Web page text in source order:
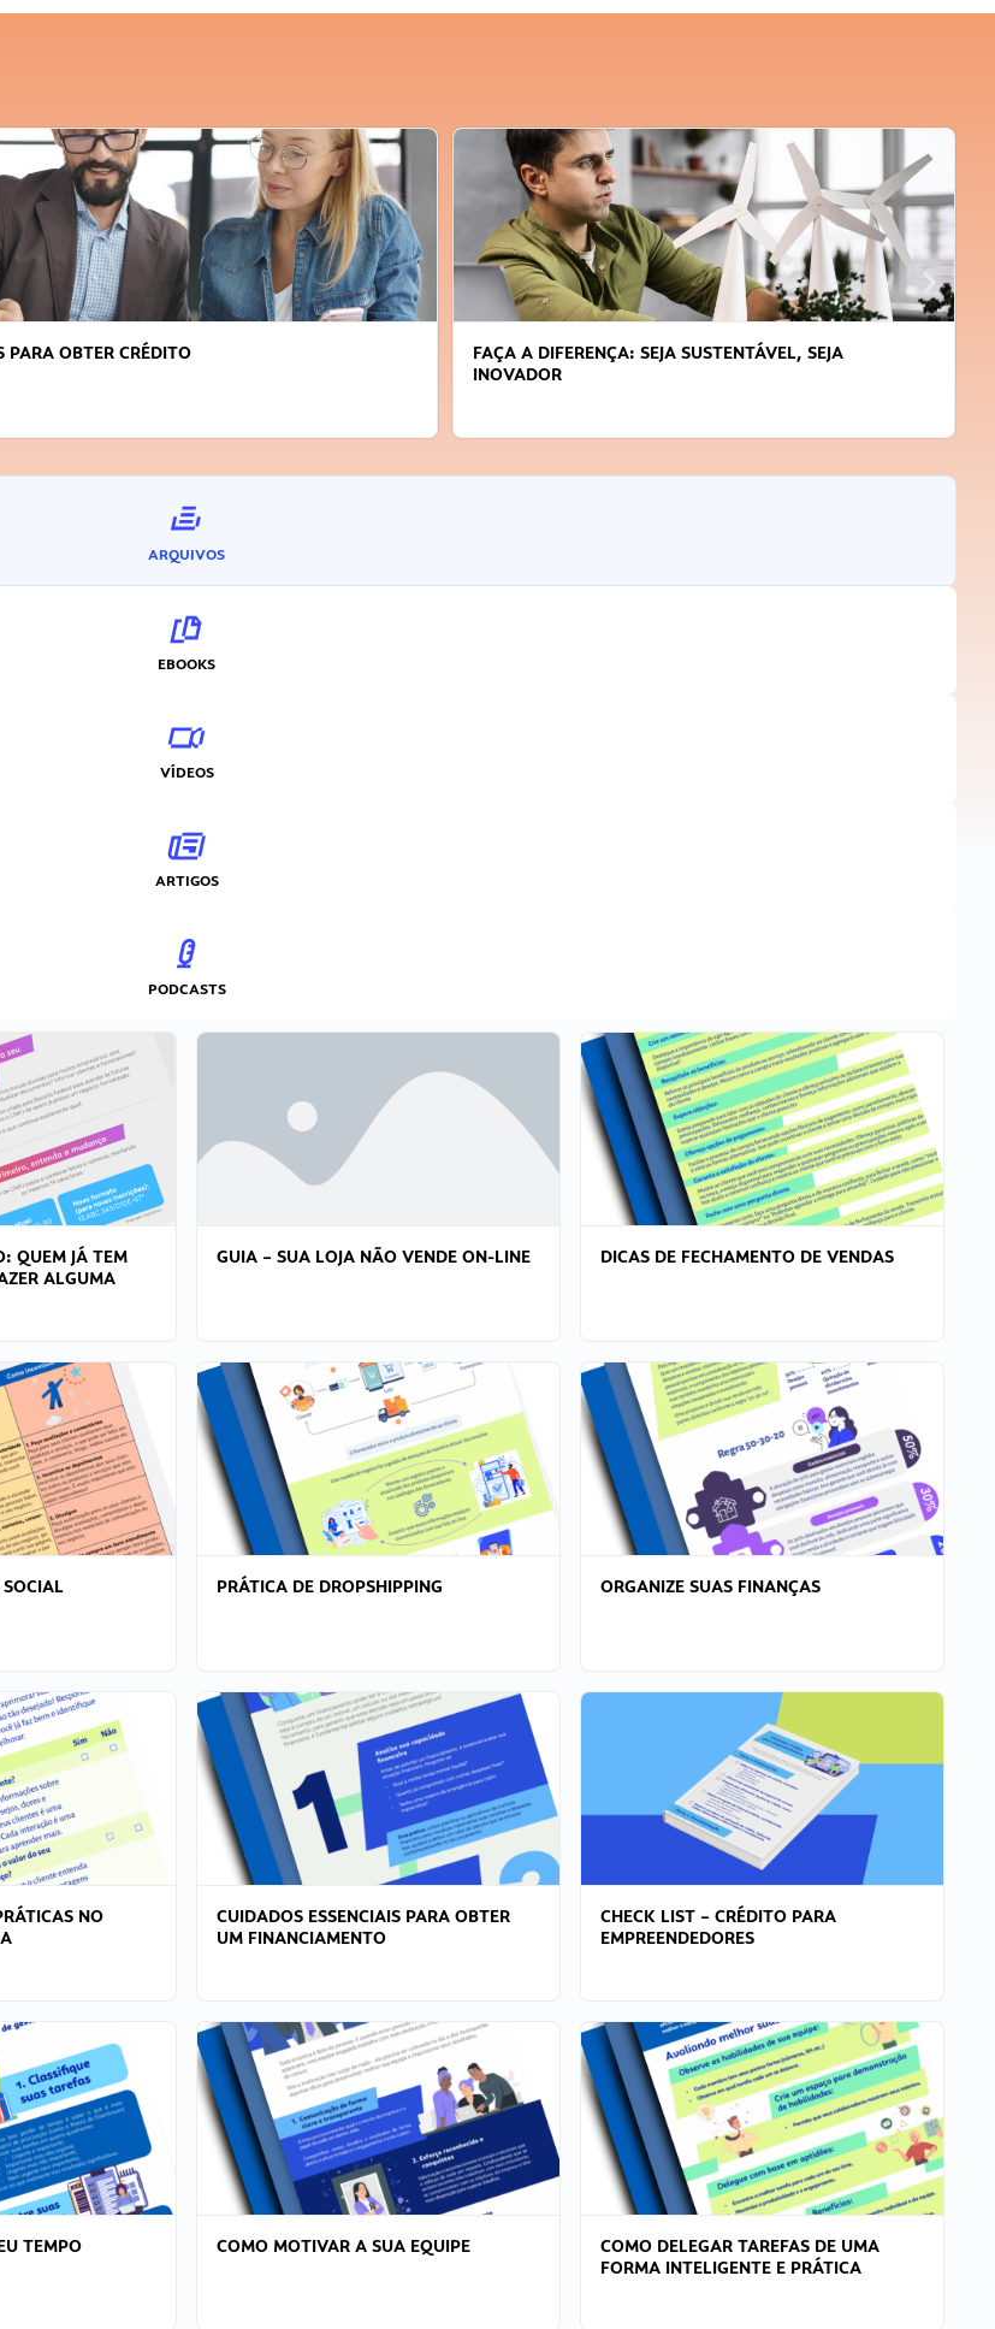
PARA OBTER CRÉDITO
FAÇA A DIFERENÇA: SEJA SUSTENTÁVEL, SEJA
INOVADOR
ARQUIVOS
EBOOKS
VÍDEOS
ARTIGOS
PODCASTS
QUEM JÁ TEM
ALGUMA
GUIA – SUA LOJA NÃO VENDE ON-LINE DICAS DE FECHAMENTO DE VENDAS
SOCIAL PRÁTICA DE DROPSHIPPING ORGANIZE SUAS FINANÇAS
NO
CUIDADOS ESSENCIAIS PARA OBTER
UM FINANCIAMENTO
CHECK LIST – CRÉDITO PARA
EMPREENDEDORES
TEMPO COMO MOTIVAR A SUA EQUIPE
COMO DELEGAR TAREFAS DE UMA
FORMA INTELIGENTE E PRÁTICA